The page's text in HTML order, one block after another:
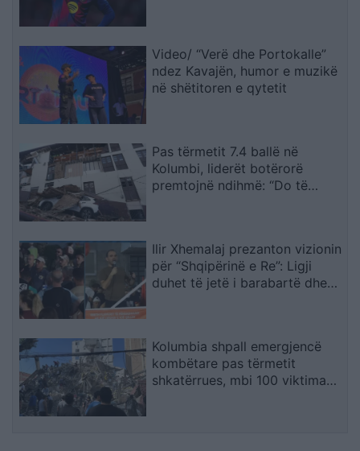
Video/ “Verë dhe Portokalle”
ndez Kavajën, humor e muzikë
në shëtitoren e qytetit
Pas tërmetit 7.4 ballë në
Kolumbi, liderët botërorë
premtojnë ndihmë: “Do të
Ilir Xhemalaj prezanton vizionin
për “Shqipërinë e Re”: Ligji
duhet të jetë i barabartë dhe
Kolumbia shpall emergjencë
kombëtare pas tërmetit
shkatërrues, mbi 100 viktima